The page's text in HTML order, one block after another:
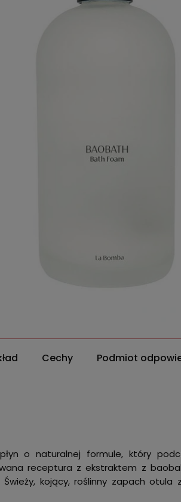
Cechy Podmiot
o naturalnej formule, który
receptura z ekstraktem z
kojący, roślinny zapach otula